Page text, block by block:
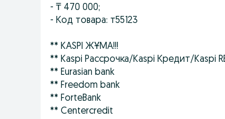
- ₸ 470 000;
- Код товара: т55123
** KASPI ЖҰМА!!!
** Kaspi Рассрочка/Kaspi Кредит/Kaspi
** Eurasian bank
** Freedom bank
** ForteBank
** Centercredit